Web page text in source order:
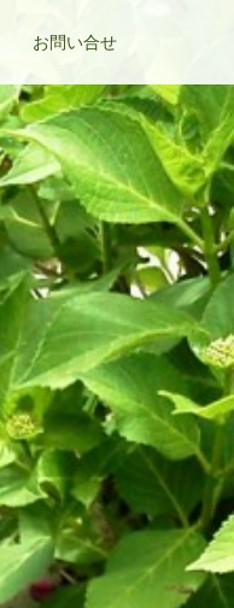
お問い合せ